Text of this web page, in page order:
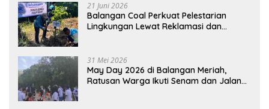
21 Juni 2026
Balangan Coal Perkuat Pelestarian
Lingkungan Lewat Reklamasi dan
31 Mei 2026
May Day 2026 di Balangan Meriah,
Ratusan Warga Ikuti Senam dan Jalan